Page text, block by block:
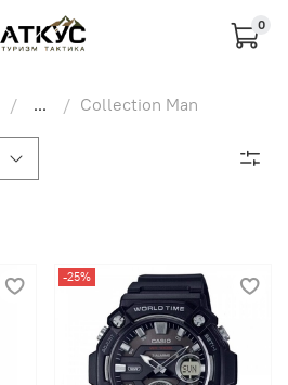
0
... Collection Man
-25%